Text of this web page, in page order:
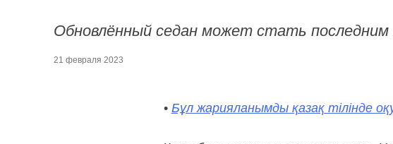
Обновлённый седан может стать последним
21 февраля 2023
• Бұл жарияланымды қазақ тілінде